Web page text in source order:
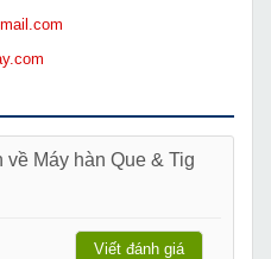
Máy hàn Que & Tig
Viết đánh giá